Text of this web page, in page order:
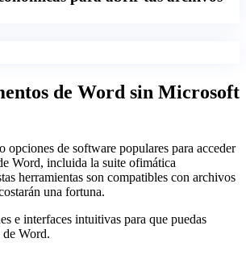
de Word sin Microsoft
opciones de software populares para acceder
Word, incluida la suite ofimática
herramientas son compatibles con archivos
una fortuna.
e interfaces intuitivas para que puedas
de Word.